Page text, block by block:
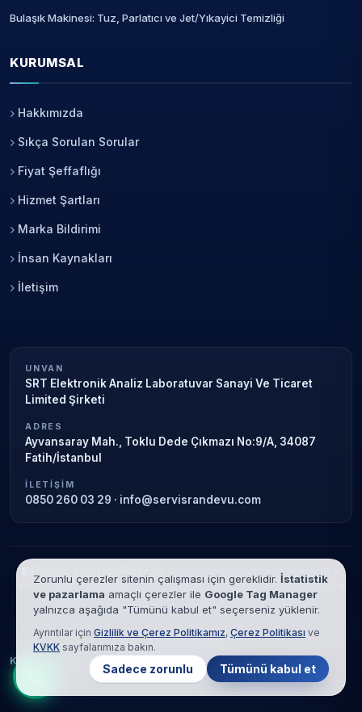
Bulaşık Makinesi: Tuz, Parlatıcı ve Jet/Yıkayici Temizliği
KURUMSAL
Hakkımızda
Sıkça Sorulan Sorular
Fiyat Şeffaflığı
Hizmet Şartları
Marka Bildirimi
İnsan Kaynakları
İletişim
UNVAN
SRT Elektronik Analiz Laboratuvar Sanayi Ve Ticaret
Limited Şirketi
ADRES
Ayvansaray Mah., Toklu Dede Çıkmazı No:9/A, 34087
Fatih/İstanbul
İLETIŞIM
0850 260 03 29 · info@servisrandevu.com
Garanti süresi sona ermiş veya özel
servis kapsamındaki cihazlar için hizmet verilir. Marka adları yalnızca
tanımlama amaçlıdır; yetkili servis ilişkisi bulunmamaktadır.
© 2026 SRT Elektronik Analiz Laboratuvar Sanayi Ve Ticaret Limited
Şirketi. Tüm hakları saklıdır.
KVKK
Çerez Politikası Hizmet Şartları
Zorunlu çerezler sitenin çalışması için gereklidir. İstatistik
ve pazarlama amaçlı çerezler ile Google Tag Manager
yalnızca aşağıda "Tümünü kabul et" seçerseniz yüklenir.
Ayrıntılar için Gizlilik ve Çerez Politikamız, Çerez Politikası ve
KVKK sayfalarımıza bakın.
Sadece zorunlu Tümünü kabul et